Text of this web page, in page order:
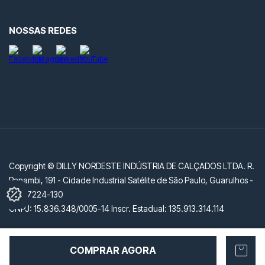
COMPRAR AGORA
NOSSAS REDES
Copyright © DILLY NORDESTE INDÚSTRIA DE CALÇADOS LTDA. R.
Panambi, 191 - Cidade Industrial Satélite de São Paulo, Guarulhos -
SP, 07224-130
CNPJ: 15.836.348/0005-14 Inscr. Estadual: 135.913.314.114